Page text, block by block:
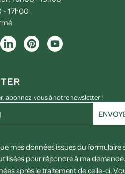
- 17h00
abonnez-vous à notre newsletter !
mes données issues du formulaire
pour répondre à ma
après le traitement de celle-ci.